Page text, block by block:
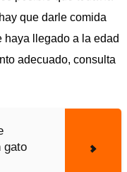
que darle comida
haya llegado a la edad
adecuado, consulta
gato